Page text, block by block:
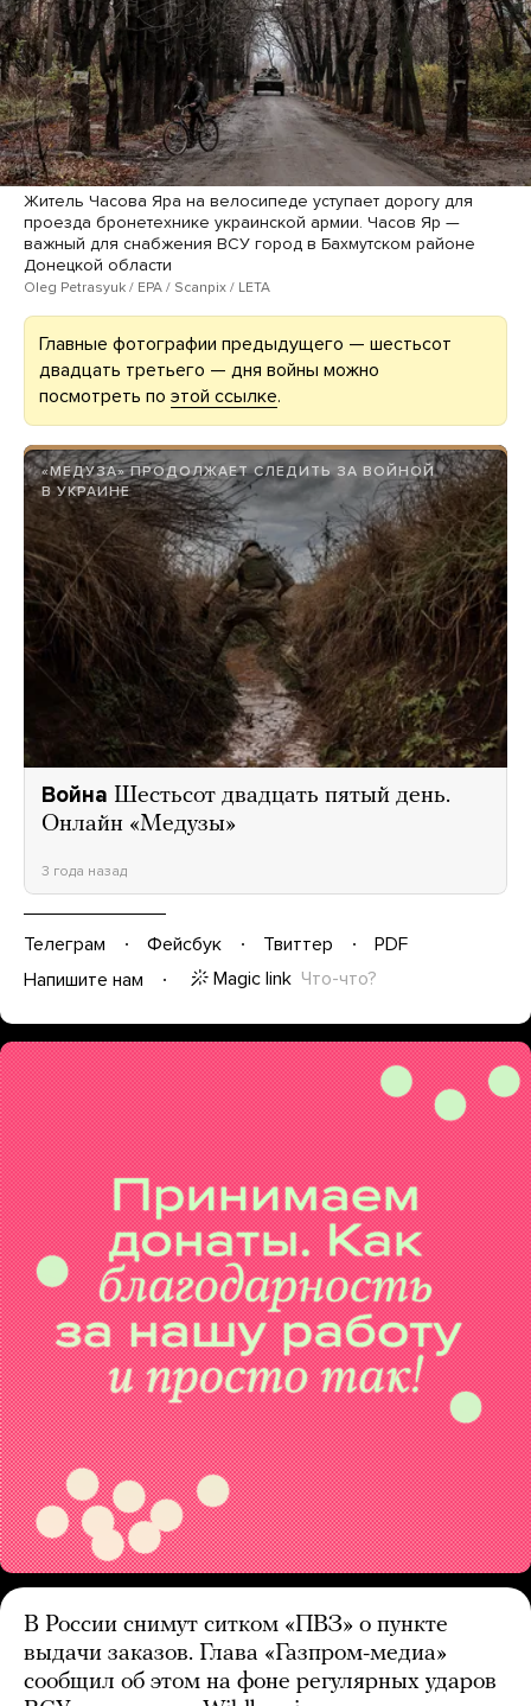
Житель Часова Яра на велосипеде уступает дорогу для
проезда бронетехнике украинской армии. Часов Яр —
важный для снабжения ВСУ город в Бахмутском районе
Донецкой области
Oleg Petrasyuk / EPA / Scanpix / LETA
Главные фотографии предыдущего — шестьсот
двадцать третьего — дня войны можно
посмотреть по этой ссылке.
«МЕДУЗА» ПРОДОЛЖАЕТ СЛЕДИТЬ ЗА ВОЙНОЙ
В УКРАИНЕ
Война Шестьсот двадцать пятый день.
Онлайн «Медузы»
3 года назад
Телеграм Фейсбук Твиттер
PDF
Напишите нам
Magic link Что-что?
В России снимут ситком «ПВЗ» о пункте
выдачи заказов. Глава «Газпром-медиа»
сообщил об этом на фоне регулярных ударов